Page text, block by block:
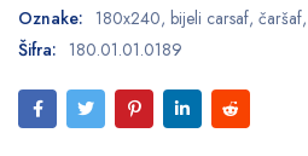
Oznake: 180x240, bijeli carsaf, čaršaf,
Šifra: 180.01.01.0189